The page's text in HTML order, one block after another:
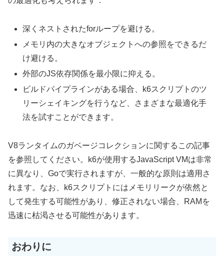
深くネストされたforループを避ける。
メモリ内の大きなオブジェクトへの参照をできるだ
け避ける。
外部のJS依存関係を最小限に抑える。
ビルドパイプラインがある場合、k6スクリプトのツ
リーシェイキングを行うなど、さまざまな最適化手
法を試すことができます。
V8ランタイムのガベージコレクションに関するこの記事
を参照してください。k6が使用するJavaScript VMは非常
に異なり、Goで実行されますが、一般的な原則は適用さ
れます。なお、k6スクリプトにはメモリリークが依然と
して発生する可能性があり、修正されない場合、RAMを
迅速に枯渇させる可能性があります。
おわりに